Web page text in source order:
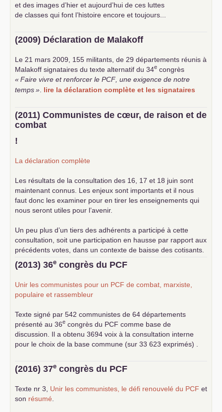
et des images d’hier et aujourd’hui de ces luttes
de classes qui font l’histoire encore et toujours...
(2009) Déclaration de Malakoff
Le 21 mars 2009, 155 militants, de 29 départements réunis à
Malakoff signataires du texte alternatif du 34e congrès
«Faire vivre et renforcer le PCF , une exigence de notre
temps» lire la déclaration complète et les signataires
(2011) Communistes de cœur, de raison et de
combat
!
La déclaration complète
Les résultats de la consultation des 16, 17 et 18 juin sont
maintenant connus. Les enjeux sont importants et il nous
faut donc les examiner pour en tirer les enseignements qui
nous seront utiles pour l’avenir.
Un peu plus d’un tiers des adhérents a participé à cette
consultation, soit une participation en hausse par rapport aux
précédents votes, dans un contexte de baisse des cotisants.
... lire la suite
(2013) 36e congrès du PCF
Unir les communistes pour un PCF de combat, marxiste,
populaire et rassembleur
Texte signé par 542 communistes de 64 départements
présenté au 36e congrès du PCF comme base de
discussion. Il a obtenu 3694 voix à la consultation interne
pour le choix de la base commune (sur 33 623 exprimés) .
(2016) 37e congrès du PCF
Texte nr 3, Unir les communistes, le défi renouvelé du PCF et
son résumé